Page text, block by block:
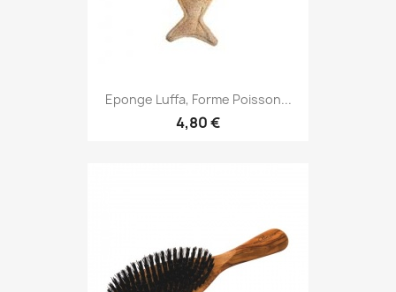
Eponge Luffa, Forme Poisson...
4,80 €